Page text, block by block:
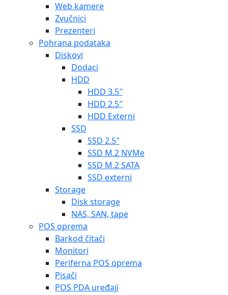
Web kamere
Zvučnici
Prezenteri
Pohrana podataka
Diskovi
Dodaci
HDD
HDD 3.5″
HDD 2.5″
HDD Externi
SSD
SSD 2.5″
SSD M.2 NVMe
SSD M.2 SATA
SSD externi
Storage
Disk storage
NAS, SAN, tape
POS oprema
Barkod čitači
Monitori
Periferna POS oprema
Pisači
POS PDA uređaji